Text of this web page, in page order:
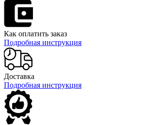
Как оплатить заказ
Подробная инструкция
Доставка
Подробная инструкция